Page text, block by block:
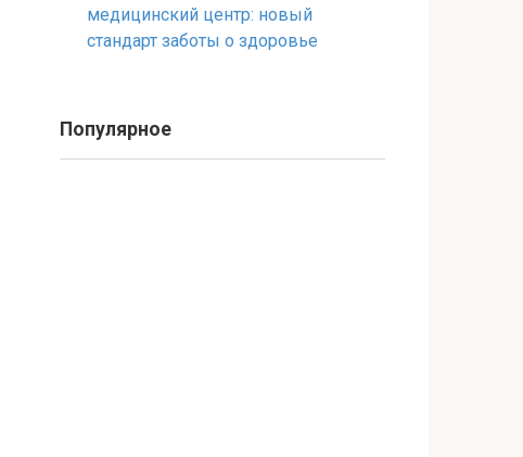
медицинский центр: новый
стандарт заботы о здоровье
Популярное